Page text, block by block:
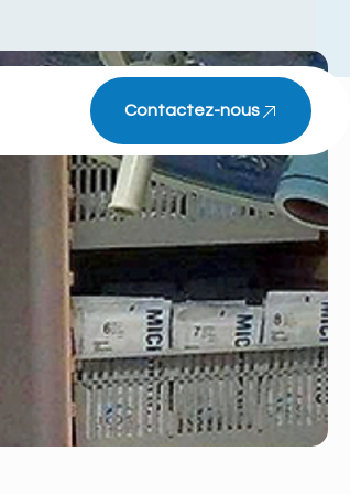
Contactez-nous